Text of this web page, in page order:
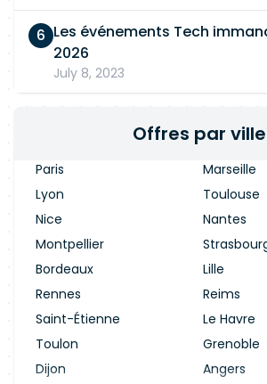
Les événements Tech
2026
July 8, 2023
Offres par ville
Paris
Marseille
Lyon
Toulouse
Nice
Nantes
Montpellier
Bordeaux
Lille
Rennes
Reims
Saint-Étienne
Le Havre
Toulon
Grenoble
Dijon
Angers